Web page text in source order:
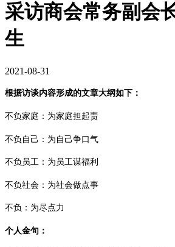
采访商会常务副会
生
2021-08-31
根据访谈内容形成的文章大纲如下：
不负家庭：为家庭担起责
不负自己：为自己争口气
不负员工：为员工谋福利
不负社会：为社会做点事
不负：为尽点力
个人金句 ：